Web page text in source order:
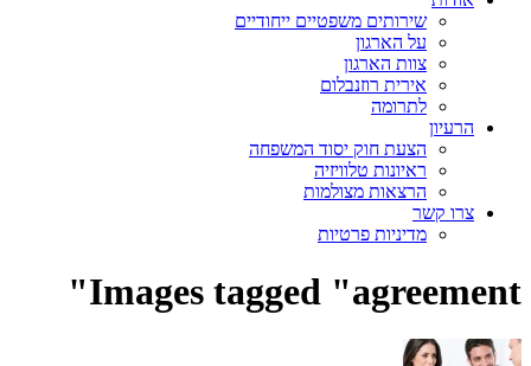
שירותים משפטיים ייחודיים
על הארגון
צוות הארגון
אירית רוזנבלום
לתרומה
הרעיון
הצעת חוק יסוד המשפחה
ראיונות טלוויזיה
הרצאות מצולמות
צרו קשר
מדיניות פרטיות
Images tagged "agreement"